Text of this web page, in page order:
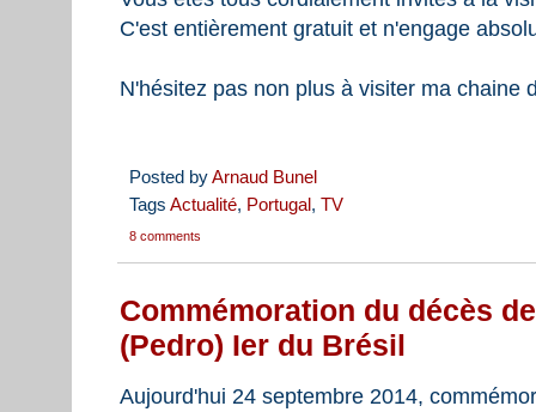
C'est entièrement gratuit et n'engage
N'hésitez pas non plus à visiter ma chaine
Posted byArnaud Bunel
Tags Actualité, Portugal , TV
8 comments
Commémoration du décès
(Pedro) Ier du Brésil
Aujourd'hui 24 septembre 2014,